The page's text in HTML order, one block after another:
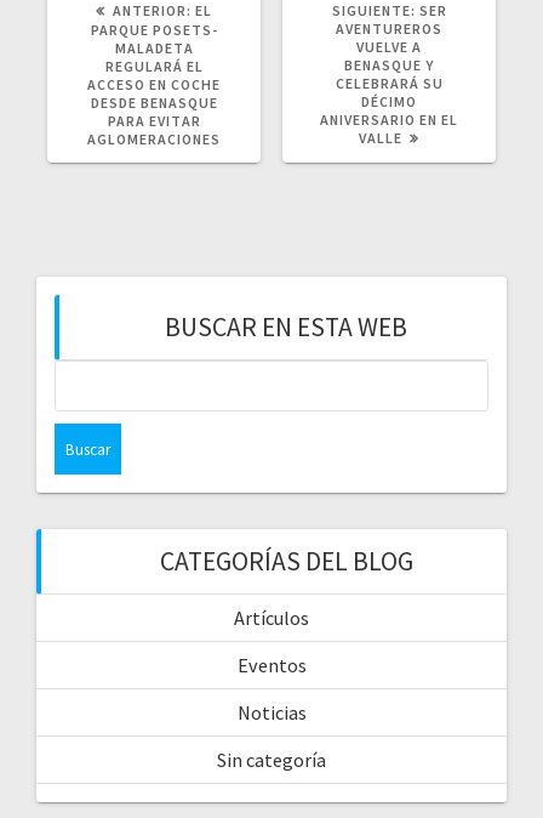
ANTERIOR: EL
PARQUE POSETS-
MALADETA
REGULARÁ EL
ACCESO EN COCHE
DESDE BENASQUE
PARA EVITAR
AGLOMERACIONES
SIGUIENTE: SER
AVENTUREROS
VUELVE A
BENASQUE Y
CELEBRARÁ SU
DÉCIMO
ANIVERSARIO EN EL
VALLE
BUSCAR EN ESTA WEB
CATEGORÍAS DEL BLOG
Artículos
Eventos
Noticias
Sin categoría